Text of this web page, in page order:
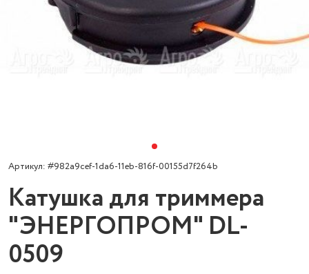
Артикул: #982a9cef-1da6-11eb-816f-00155d7f264b
Катушка для триммера
"ЭНЕРГОПРОМ" DL-
0509